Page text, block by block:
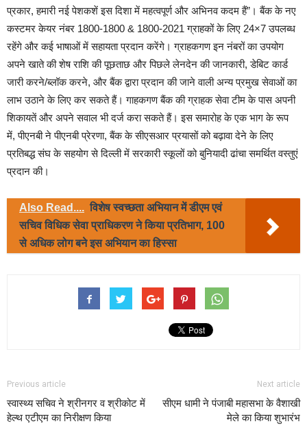
प्रकार,हमारी नई पेशकशें इस दिशा में महत्वपूर्ण और अभिनव कदम हैं”।बैंक के नए
कस्टमर केयर नंबर 1800-1800 & 1800-2021ग्राहकों के लिए 24×7उपलब्ध
रहेंगे और कई भाषाओं में सहायता प्रदान करेंगे। ग्राहकगण इन नंबरों का उपयोग
अपने खाते की शेष राशि की पूछताछ और पिछले लेनदेन की जानकारी,डेबिट कार्ड
जारी करने/ब्लॉक करने, और बैंक द्वारा प्रदान की जाने वाली अन्य प्रमुख सेवाओं का
लाभ उठाने के लिए कर सकते हैं। गाहकगण बैंक की ग्राहक सेवा टीम के पास अपनी
शिकायतें और अपने सवाल भी दर्ज करा सकते हैं।इस समारोह के एक भाग के रूप
में,पीएनबी ने पीएनबी प्रेरणा, बैंक के सीएसआर प्रयासों को बढ़ावा देने के लिए
प्रतिबद्ध संघ के सहयोग से दिल्ली में सरकारी स्कूलों को बुनियादी ढांचा समर्थित वस्तुएं
प्रदान की।
Also Read.... विशेष स्वच्छता अभियान में डीएम एवं
सचिव विधिक सेवा प्राधिकरण ने किया प्रतिभाग, 100
से अधिक लोग बने इस अभियान का हिस्सा
Previous article
स्वास्थ्य सचिव ने श्रीनगर व श्रीकोट में
हेल्थ एटीएम का निरीक्षण किया
Next article
सीएम धामी ने पंजाबी महासभा के वैशाखी
मेले का किया शुभारंभ